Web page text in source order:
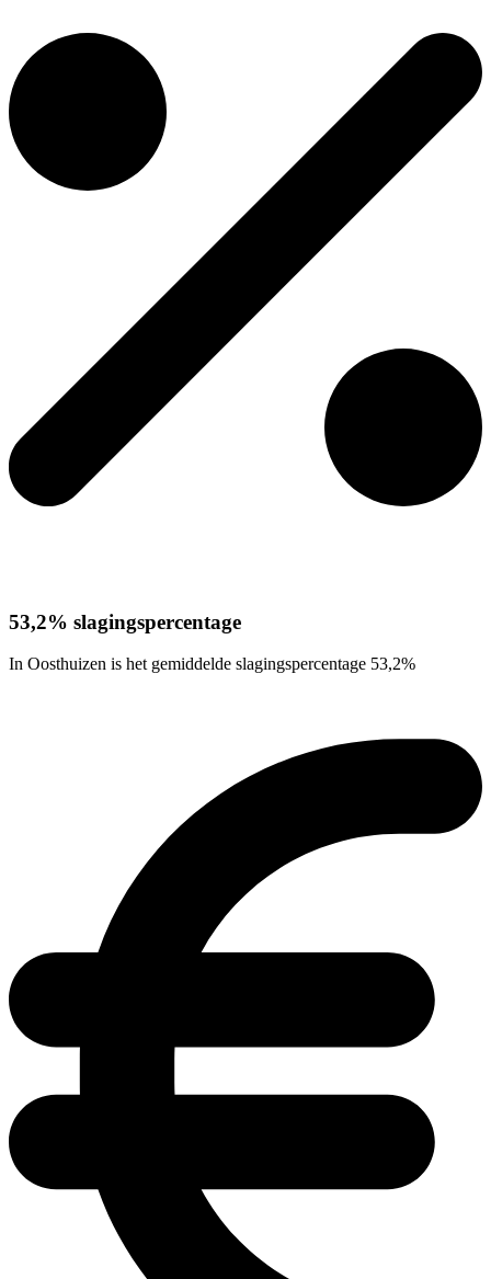
53,2% slagingspercentage
In Oosthuizen is het gemiddelde slagingspercentage 53,2%